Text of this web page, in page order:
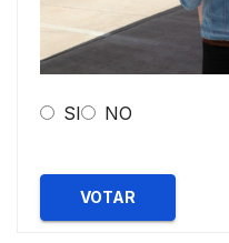
SI NO
VOTAR